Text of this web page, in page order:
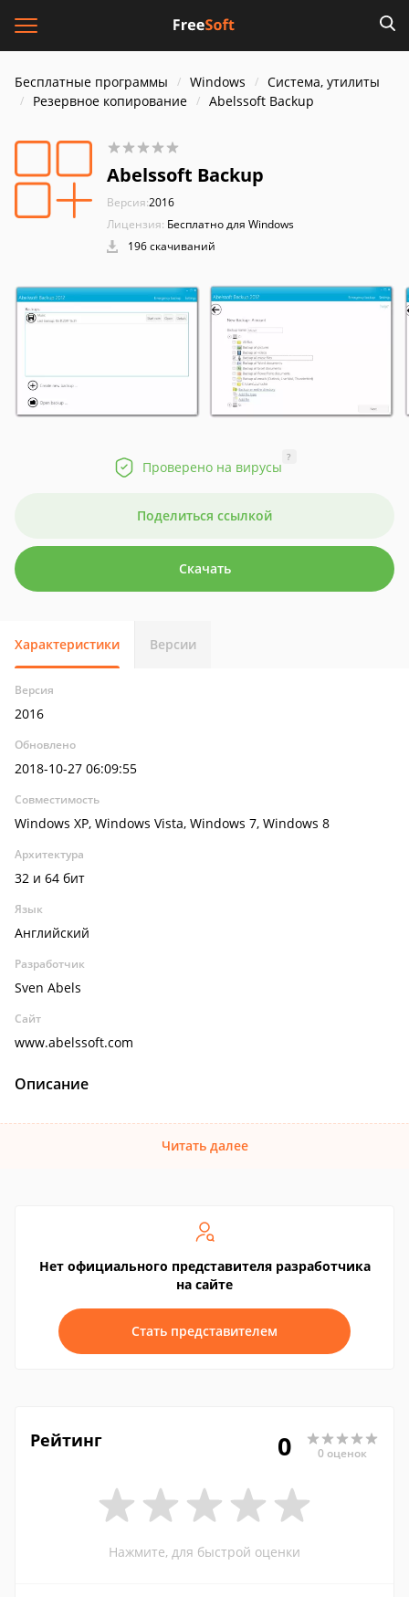
Бесплатные программы Windows
Система, утилиты
Резервное копирование
Abelssoft Backup
Abelssoft Backup
Версия:2016
Лицензия: Бесплатно для Windows
196 скачиваний
Проверено на вирусы
?
Поделиться ссылкой
Скачать
Характеристики Версии
Версия
2016
Обновлено
2018-10-27 06:09:55
Совместимость
Windows XP, Windows Vista, Windows 7, Windows 8
Архитектура
32 и 64 бит
Язык
Английский
Разработчик
Sven Abels
Сайт
www.abelssoft.com
Описание
Читать далее
Нет официального представителя разработчика
на сайте
Стать представителем
Рейтинг 0 0 оценок
Нажмите, для быстрой оценки